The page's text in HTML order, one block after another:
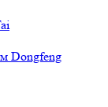
Dongfeng